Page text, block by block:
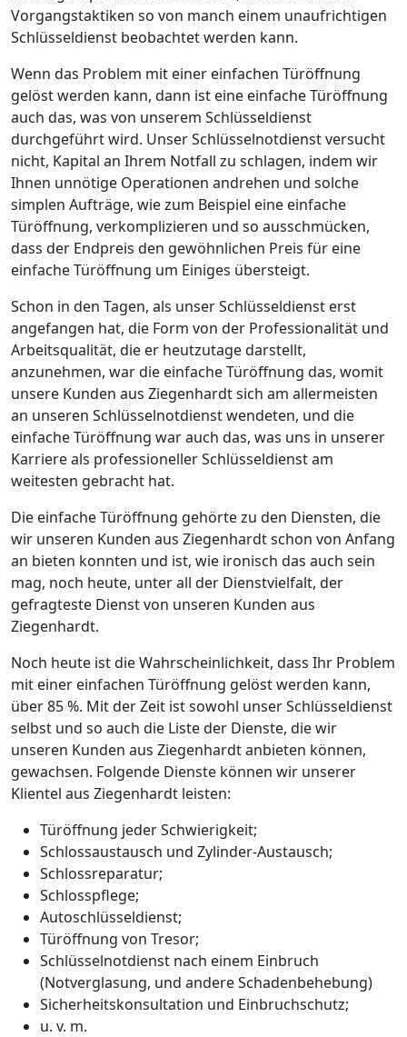
Vorgangstaktiken so von manch einem unaufrichtigen
Schlüsseldienst beobachtet werden kann.
Wenn das Problem mit einer einfachen Türöffnung
gelöst werden kann, dann ist eine einfache Türöffnung
auch das, was von unserem Schlüsseldienst
durchgeführt wird. Unser Schlüsselnotdienst versucht
nicht, Kapital an Ihrem Notfall zu schlagen, indem wir
Ihnen unnötige Operationen andrehen und solche
simplen Aufträge, wie zum Beispiel eine einfache
Türöffnung, verkomplizieren und so ausschmücken,
dass der Endpreis den gewöhnlichen Preis für eine
einfache Türöffnung um Einiges übersteigt.
Schon in den Tagen, als unser Schlüsseldienst erst
angefangen hat, die Form von der Professionalität und
Arbeitsqualität, die er heutzutage darstellt,
anzunehmen, war die einfache Türöffnung das, womit
unsere Kunden aus Ziegenhardt sich am allermeisten
an unseren Schlüsselnotdienst wendeten, und die
einfache Türöffnung war auch das, was uns in unserer
Karriere als professioneller Schlüsseldienst am
weitesten gebracht hat.
Die einfache Türöffnung gehörte zu den Diensten, die
wir unseren Kunden aus Ziegenhardt schon von Anfang
an bieten konnten und ist, wie ironisch das auch sein
mag, noch heute, unter all der Dienstvielfalt, der
gefragteste Dienst von unseren Kunden aus
Ziegenhardt.
Noch heute ist die Wahrscheinlichkeit, dass Ihr Problem
mit einer einfachen Türöffnung gelöst werden kann,
über 85 %. Mit der Zeit ist sowohl unser Schlüsseldienst
selbst und so auch die Liste der Dienste, die wir
unseren Kunden aus Ziegenhardt anbieten können,
gewachsen. Folgende Dienste können wir unserer
Klientel aus Ziegenhardt leisten:
Türöffnung jeder Schwierigkeit;
Schlossaustausch und Zylinder-Austausch;
Schlossreparatur;
Schlosspflege;
Autoschlüsseldienst;
Türöffnung von Tresor;
Schlüsselnotdienst nach einem Einbruch
(Notverglasung, und andere Schadenbehebung)
Sicherheitskonsultation und Einbruchschutz;
u. v. m.